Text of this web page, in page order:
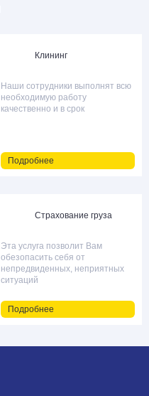
Клининг
Наши сотрудники выполнят всю
необходимую работу
качественно и в срок
Подробнее
Страхование груза
Эта услуга позволит Вам
обезопасить себя от
непредвиденных, неприятных
ситуаций
Подробнее